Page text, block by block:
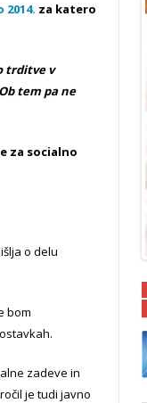
za katero
trditve v
tem pa ne
za socialno
o delu
bom
zadeve in
je tudi javno